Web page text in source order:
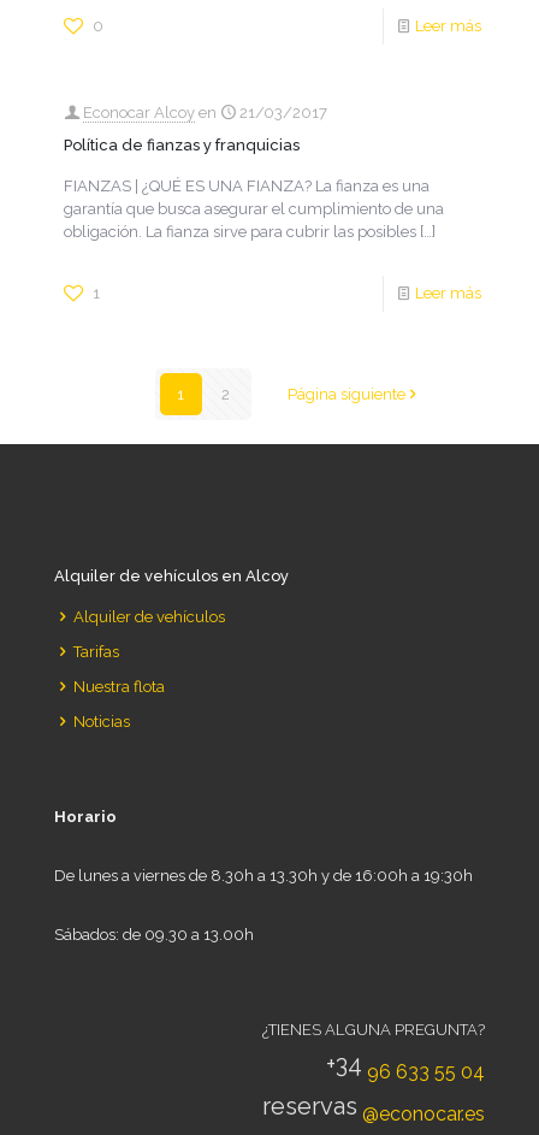
0 Leer más
Econocar Alcoy en
21/03/2017
Política de fianzas y franquicias
FIANZAS | ¿QUÉ ES UNA FIANZA? La fianza es una
garantía que busca asegurar el cumplimiento de una
obligación. La fianza sirve para cubrir las posibles […]
1 Leer más
1 2 Página siguiente
Alquiler de vehículos en Alcoy
Alquiler de vehículos
Tarifas
Nuestra flota
Noticias
Horario
De lunes a viernes de 8.30h a 13.30h y de 16:00h a 19:30h
Sábados: de 09.30 a 13.00h
¿TIENES ALGUNA PREGUNTA?
+34 96 633 55 04
reservas @econocar.es